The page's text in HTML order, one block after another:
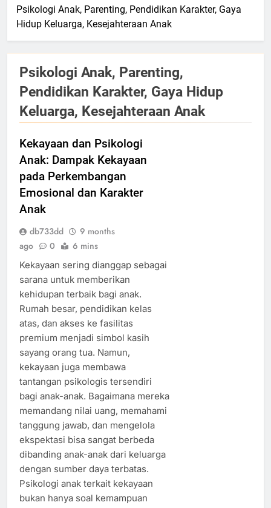
Psikologi Anak, Parenting, Pendidikan Karakter, Gaya
Hidup Keluarga, Kesejahteraan Anak
Psikologi Anak, Parenting,
Pendidikan Karakter, Gaya Hidup
Keluarga, Kesejahteraan Anak
Kekayaan dan Psikologi
Anak: Dampak Kekayaan
pada Perkembangan
Emosional dan Karakter
Anak
db733dd
9 months
ago
0 6 mins
Kekayaan sering dianggap sebagai
sarana untuk memberikan
kehidupan terbaik bagi anak.
Rumah besar, pendidikan kelas
atas, dan akses ke fasilitas
premium menjadi simbol kasih
sayang orang tua. Namun,
kekayaan juga membawa
tantangan psikologis tersendiri
bagi anak-anak. Bagaimana mereka
memandang nilai uang, memahami
tanggung jawab, dan mengelola
ekspektasi bisa sangat berbeda
dibanding anak-anak dari keluarga
dengan sumber daya terbatas.
Psikologi anak terkait kekayaan
bukan hanya soal kemampuan